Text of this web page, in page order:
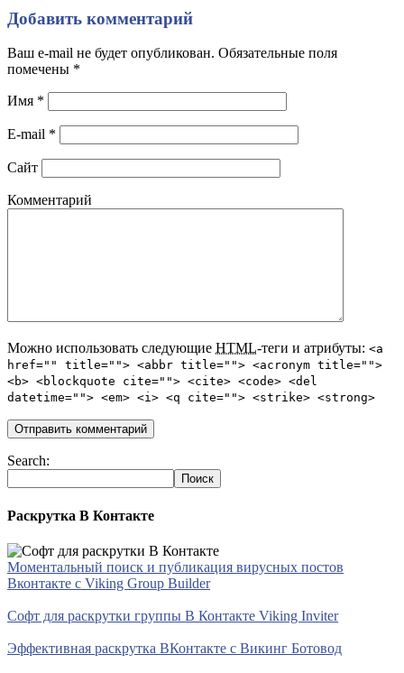
Добавить комментарий
Ваш e-mail не будет опубликован. Обязательные поля
помечены *
Имя *
E-mail *
Сайт
Комментарий
Можно использовать следующие HTML-теги и атрибуты: <a
href="" title=""> <abbr title=""> <acronym title="">
<b> <blockquote cite=""> <cite> <code> <del
datetime=""> <em> <i> <q cite=""> <strike> <strong>
Search:
Раскрутка В Контакте
Моментальный поиск и публикация вирусных постов
Вконтакте с Viking Group Builder
Софт для раскрутки группы В Контакте Viking Inviter
Эффективная раскрутка ВКонтакте с Викинг Ботовод